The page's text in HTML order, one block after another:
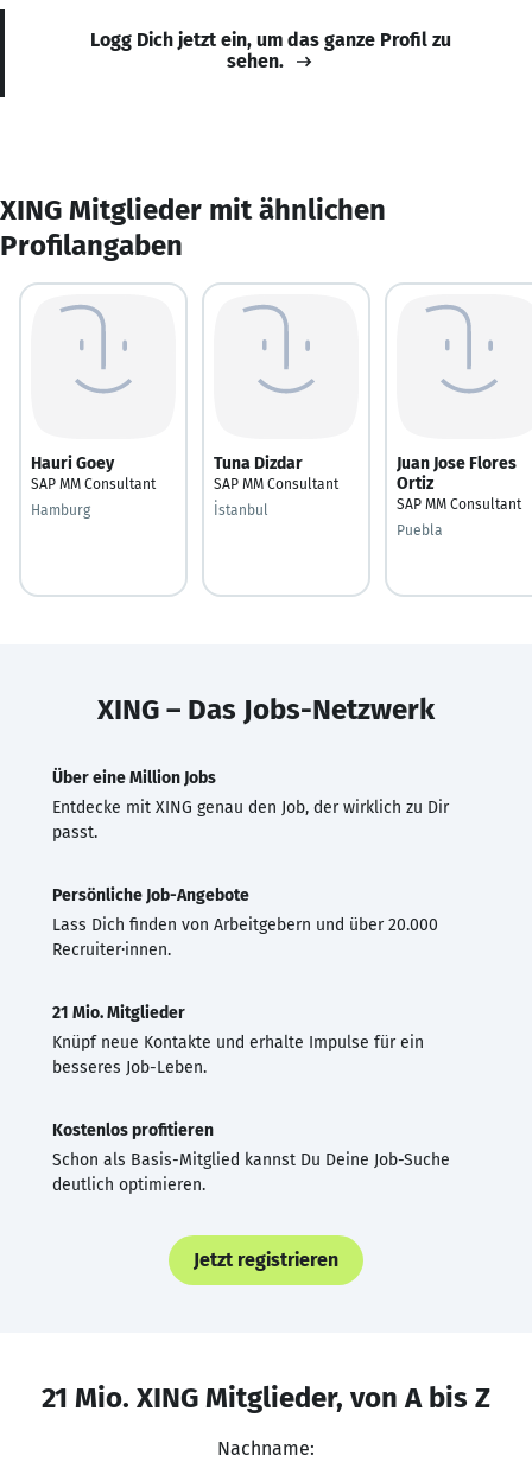
Logg Dich jetzt ein, um das ganze Profil zu
sehen.
XING Mitglieder mit ähnlichen
Profilangaben
Hauri Goey
SAP MM Consultant
Hamburg
Tuna Dizdar
SAP MM Consultant
İstanbul
Juan Jose Flores
Ortiz
SAP MM Consultant
Puebla
XING – Das Jobs-Netzwerk
Über eine Million Jobs
Entdecke mit XING genau den Job, der wirklich zu Dir
passt.
Persönliche Job-Angebote
Lass Dich finden von Arbeitgebern und über 20.000
Recruiter·innen.
21 Mio. Mitglieder
Knüpf neue Kontakte und erhalte Impulse für ein
besseres Job-Leben.
Kostenlos profitieren
Schon als Basis-Mitglied kannst Du Deine Job-Suche
deutlich optimieren.
Jetzt registrieren
21 Mio. XING Mitglieder, von A bis Z
Nachname: